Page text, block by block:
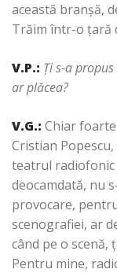
această branşă,
Trăim într-o ţară
V.P.: Ţi s-a
ar plăcea?
V.G.: Chiar
Cristian
teatrul radiofonic
deocamdată, nu
provocare,
scenografiei, ar
când pe o
Pentru mine,